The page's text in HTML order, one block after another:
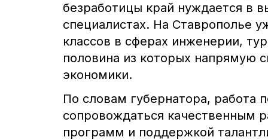
безработицы край нуждается в
специалистах. На Ставрополье
классов в сферах инженерии,
половина из которых напрямую
экономики.
По словам губернатора, работа
сопровождаться качественным
программ и поддержкой